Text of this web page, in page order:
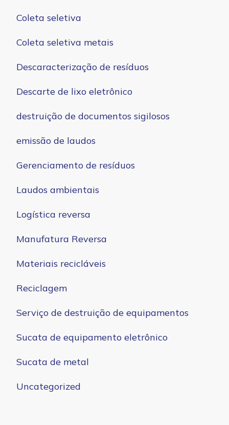
Coleta seletiva
Coleta seletiva metais
Descaracterização de resíduos
Descarte de lixo eletrônico
destruição de documentos sigilosos
emissão de laudos
Gerenciamento de resíduos
Laudos ambientais
Logística reversa
Manufatura Reversa
Materiais recicláveis
Reciclagem
Serviço de destruição de equipamentos
Sucata de equipamento eletrônico
Sucata de metal
Uncategorized